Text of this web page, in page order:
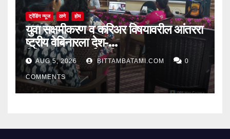
ट्रेंडिंग न्यूज ठाणे होम
युवा सक्षमीकरण व करिअर विषयावरील आंतररा
ष्ट्रीय वेबिनारला देश-
विदेशातून उत्स्फूर्त प्रतिसाद
AUG 5, 2026 BITTAMBATAMI.COM 0
COMMENTS